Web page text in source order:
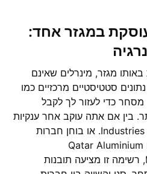
מגזר, מינרלים שאינם
סטטיסטיים מרכזיים כמו
מסחר כדי לעזור לך לקבל
בין אם אתה עוקב אחר ענקיות
בתעשייה כמו Industries of Qatar Co. או בוחן חברות
בעלות נפח מסחר גבוה כמו Qatar Aluminium
Manufacturing Company, רשימה זו מציעה תובנות